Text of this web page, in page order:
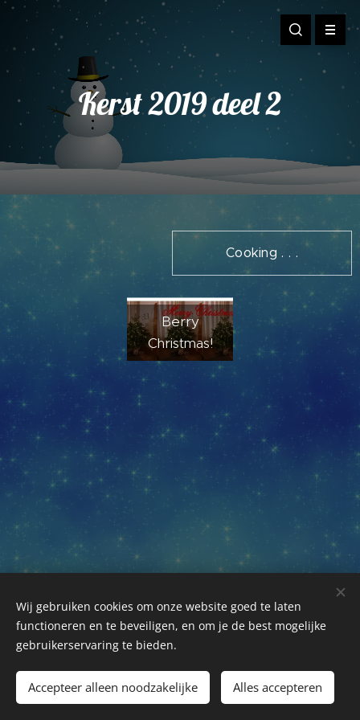
Kerst 2019 deel 2
Cooking . . .
Berry
Christmas!
©2018-2026 Kuiranto Culinary Creations. Oosseldstraat 8,
Cookies
Wij gebruiken cookies om onze website goed te laten
functioneren en te beveiligen, en om je de best mogelijke
gebruikerservaring te bieden.
Accepteer alleen noodzakelijke Alles accepteren